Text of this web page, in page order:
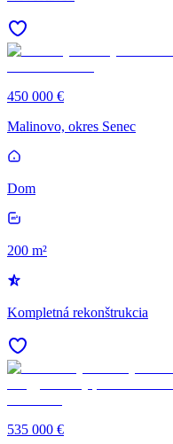
450 000 €
Malinovo, okres Senec
Dom
200 m²
Kompletná rekonštrukcia
535 000 €